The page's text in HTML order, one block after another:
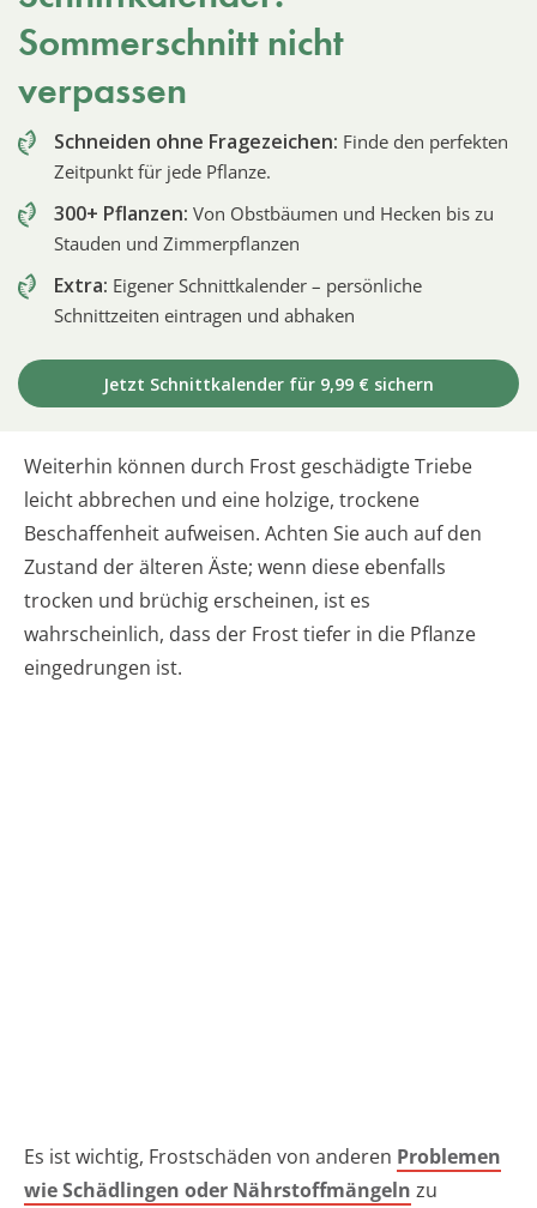
Sommerschnitt nicht
verpassen
Schneiden ohne Fragezeichen: Finde den perfekten
Zeitpunkt für jede Pflanze.
300+ Pflanzen: Von Obstbäumen und Hecken bis zu
Stauden und Zimmerpflanzen
Extra: Eigener Schnittkalender – persönliche
Schnittzeiten eintragen und abhaken
Jetzt Schnittkalender für 9,99 € sichern
Weiterhin können durch Frost geschädigte Triebe
leicht abbrechen und eine holzige, trockene
Beschaffenheit aufweisen. Achten Sie auch auf den
Zustand der älteren Äste; wenn diese ebenfalls
trocken und brüchig erscheinen, ist es
wahrscheinlich, dass der Frost tiefer in die Pflanze
eingedrungen ist.
Es ist wichtig, Frostschäden von anderen Problemen
wie Schädlingen oder Nährstoffmängeln zu